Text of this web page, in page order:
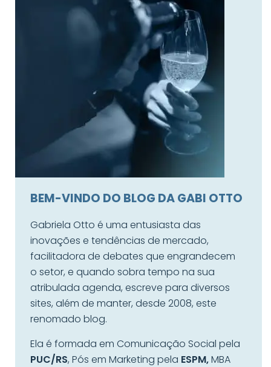
BEM-VINDO DO BLOG DA GABI OTTO
Gabriela Otto é uma entusiasta das
inovações e tendências de mercado,
facilitadora de debates que engrandecem
o setor, e quando sobra tempo na sua
atribulada agenda, escreve para diversos
sites, além de manter, desde 2008, este
renomado blog.
Ela é formada em Comunicação Social pela
PUC/RS, Pós em Marketing pela ESPM,MBA